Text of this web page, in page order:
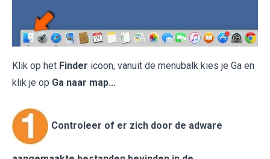
Klik op het Finder icoon, vanuit de menubalk kies je Ga en
klik je op Ga naar map...
Controleer of er zich door de adware